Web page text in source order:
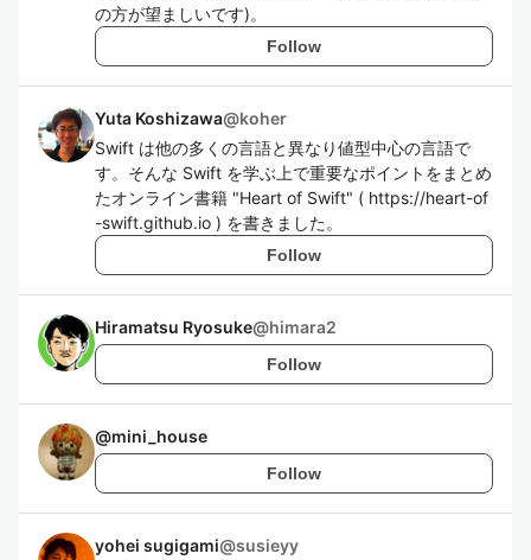
の方が望ましいです)。
Follow
Yuta Koshizawa@koher
Swift は他の多くの言語と異なり値型中心の言語で
す。そんな Swift を学ぶ上で重要なポイントをまとめ
たオンライン書籍 "Heart of Swift" ( https://heart-of
-swift.github.io ) を書きました。
Follow
Hiramatsu Ryosuke@himara2
Follow
@mini_house
Follow
yohei sugigami@susieyy